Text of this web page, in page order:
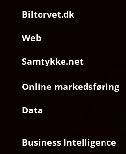
Biltorvet.dk
Web
Samtykke.net
Online markedsføring
Data
Business Intelligence